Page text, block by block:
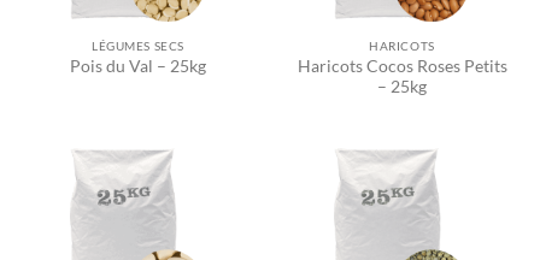
LÉGUMES SECS
Pois du Val – 25kg
HARICOTS
Haricots Cocos Roses Petits
– 25kg